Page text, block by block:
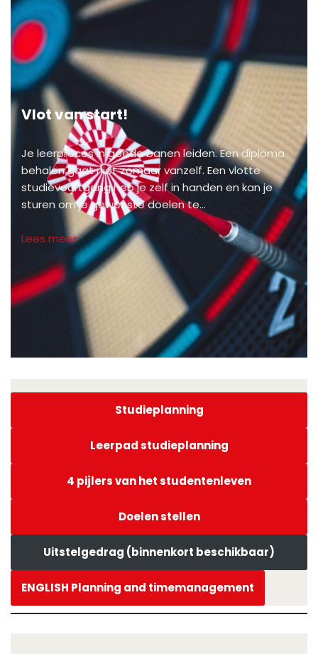
Vlot van start!
Je leerproces in goede banen leiden. Een diploma
behalen gaat niet zomaar vanzelf. Een vlotte
studievoortgang heb je zelf in handen en kan je
sturen om je gewenste doelen te…
Lees meer
Studieplanning
Leerpad studieplanning
4 pijlers van het studentenleven
Doelen stellen
Uitstelgedrag (binnenkort beschikbaar)
ENGLISH Planning and timemanagement